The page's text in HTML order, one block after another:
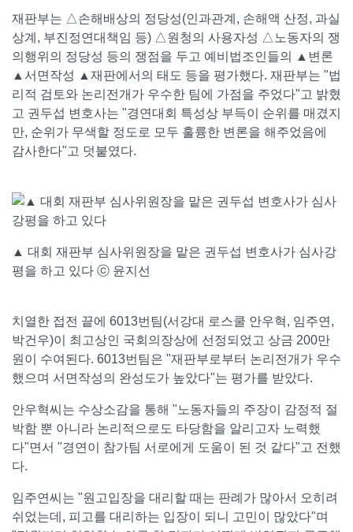
재판부는 △손해배상의 정당성(인과관계, 손해액 산정, 과실
상계, 부진정연대책임 등) △원청의 사용자성 △노동자의 쟁
의행위의 정당성 등의 쟁점을 두고 예비법조인들의 ▲변론
▲서면작성 ▲재판에서의 태도 등을 평가했다. 재판부는 "법
리적 검토와 논리전개가 우수한 팀에 가점을 주었다"고 밝혔
고 권두섭 변호사는 "경연대회 특성상 부득이 순위를 매겼지
만, 순위가 무색할 정도로 모두 훌륭한 변론을 해주었음에
감사한다"고 덧붙였다.
▲ 대회 재판부 심사위원장을 맡은 권두섭 변호사가 심사강
평을 하고 있다 ⓒ 윤지선
치열한 접전 끝에 6013번팀(서강대 로스쿨 안우혁, 임주연,
박건우)이 최고상인 국회의장상에 선정되었고 상금 200만
원이 수여된다. 6013번팀은 "재판부로부터 논리전개가 우수
했으며 서면작성의 완성도가 높았다"는 평가를 받았다.
안우혁씨는 수상소감을 통해 "노동자들의 주장이 감정적 절
박함 뿐 아니라 논리적으로도 타당함을 알리고자 노력했
다"면서 "경연이 참가팀 서로에게 도움이 된 것 같다"고 전했
다.
임주연씨는 "원고입장을 대리할 때는 판례가 많아서 오히려
쉬었는데, 피고를 대리하는 입장이 되니 고민이 많았다"며